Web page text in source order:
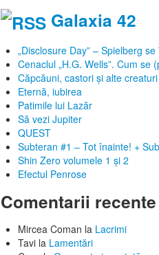
Galaxia 42
„Disclosure Day” – Spielberg
Cenaclul „H.G. Wells”. Cum se
Căpcăuni, castori și alte
Eternă, iubirea
Patimile lui Lazăr
Să vezi Jupiter
QUEST
Subteran #1 – Tot înainte! +
Shin Zero volumele 1 și 2
Efectul Penrose
Comentarii recente
Mircea Coman la Lacrimi
Tavi la Lamentări